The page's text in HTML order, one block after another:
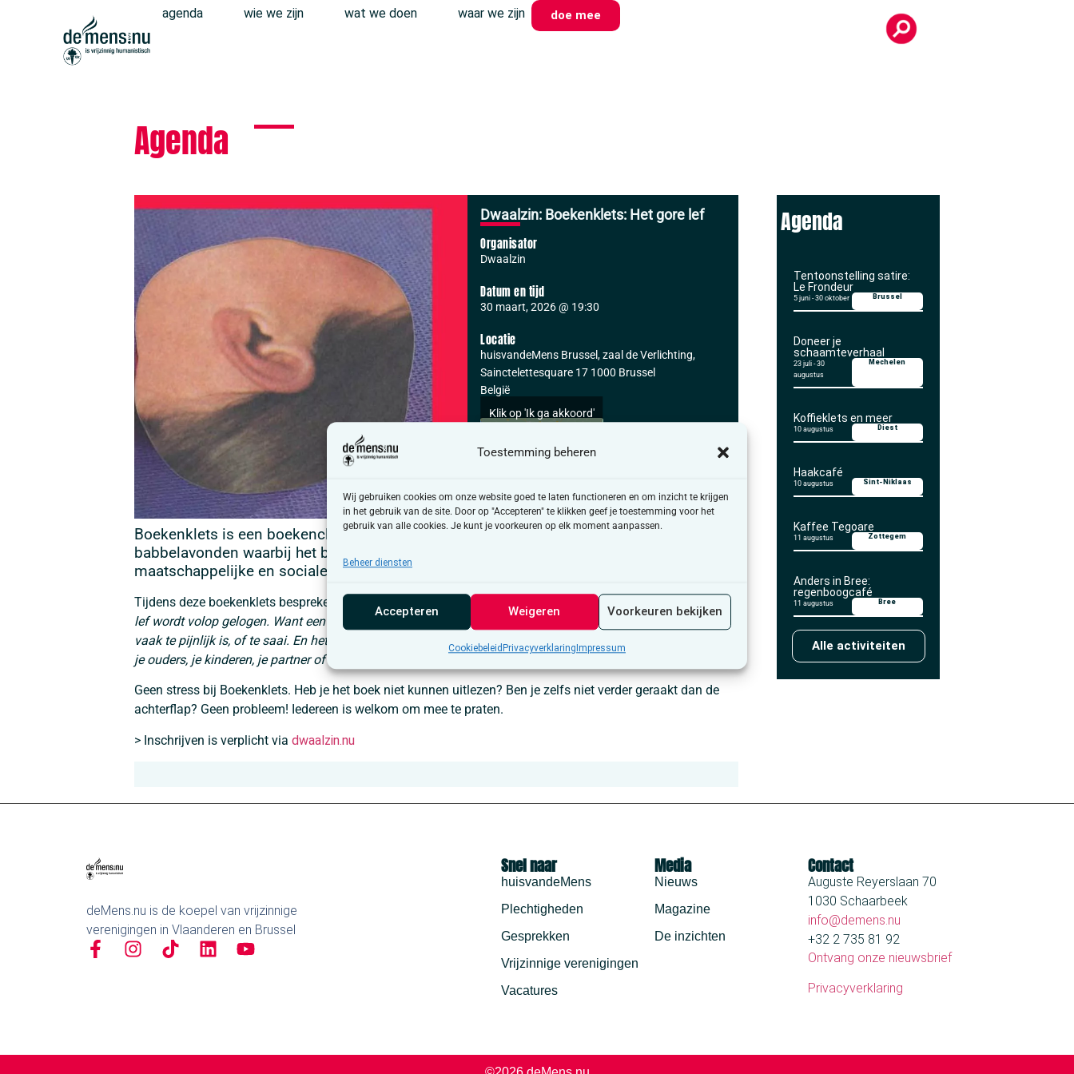
Toestemming beheren
Wij gebruiken cookies om onze website goed te laten functioneren en om inzicht te krijgen
in het gebruik van de site. Door op "Accepteren" te klikken geef je toestemming voor het
gebruik van alle cookies. Je kunt je voorkeuren op elk moment aanpassen.
Beheer diensten
Accepteren Weigeren Voorkeuren bekijken
Cookiebeleid Privacyverklaring Impressum
agenda wie we zijn wat we doen waar we zijn doe mee
Agenda
Dwaalzin: Boekenklets: Het gore lef
Organisator
Dwaalzin
Datum en tijd
30 maart, 2026@ 19:30
Locatie
huisvandeMens Brussel, zaal de Verlichting,
Sainctelettesquare 17 1000 Brussel
België
Klik op 'Ik ga akkoord'
te schakelen
Ik ga akkoord
Boekenklets is een boekenclub voor kletskousen van 18 tot 30 jaar. Het zijn
babbelavonden waarbij het boek dient als gesprekopener. De focus ligt op de
maatschappelijke en sociale thema’s die in de boeken aan bod komen.
Tijdens deze boekenklets bespreken we het boek ‘Het gore lef’ van Sarah Arnolds:
In de verhalen in Het gore
lef wordt volop gelogen. Want een leugen is een geweldige manier om te ontsnappen aan de waarheid – die
vaak te pijnlijk is, of te saai. En het is zo makkelijk. Iedereen kan het. Je liegt tegen je vrienden, je masseur,
je ouders, je kinderen, je partner of tegen jezelf. Moeilijker is het om ermee op te houden.
Geen stress bij Boekenklets. Heb je het boek niet kunnen uitlezen? Ben je zelfs niet verder geraakt dan de
achterflap? Geen probleem! Iedereen is welkom om mee te praten.
> Inschrijven is verplicht via dwaalzin.nu
Agenda
Tentoonstelling satire:
Le Frondeur
5 juni -30 oktober Brussel
Doneer je
schaamteverhaal
23 juli -30
augustus
Mechelen
Koffieklets en meer
10 augustus Diest
Haakcafé
10 augustus Sint-Niklaas
Kaffee Tegoare
11 augustus Zottegem
Anders in Bree:
regenboogcafé
11 augustus Bree
Alle activiteiten
deMens.nu is de koepel van vrijzinnige
verenigingen in Vlaanderen en Brussel
Snel naar
huisvandeMens
Plechtigheden
Gesprekken
Vrijzinnige verenigingen
Vacatures
Media
Nieuws
Magazine
De inzichten
Contact
Auguste Reyerslaan 70
1030 Schaarbeek
info@demens.nu
+32 2 735 81 92
Ontvang onze nieuwsbrief
Privacyverklaring